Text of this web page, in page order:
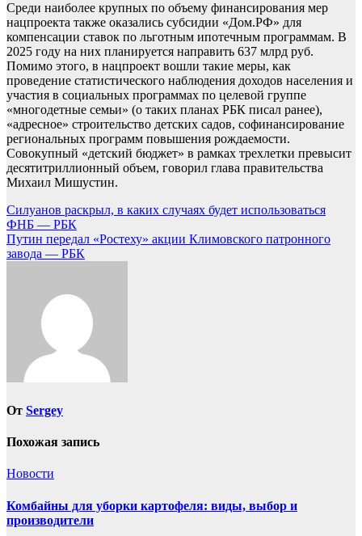
Среди наиболее крупных по объему финансирования мер
нацпроекта также оказались субсидии «Дом.РФ» для
компенсации ставок по льготным ипотечным программам. В
2025 году на них планируется направить 637 млрд руб.
Помимо этого, в нацпроект вошли такие меры, как
проведение статистического наблюдения доходов населения и
участия в социальных программах по целевой группе
«многодетные семьи» (о таких планах РБК писал ранее),
«адресное» строительство детских садов, софинансирование
региональных программ повышения рождаемости.
Совокупный «детский бюджет» в рамках трехлетки превысит
десятитриллионный объем, говорил глава правительства
Михаил Мишустин.
Навигация
по
записям
Силуанов раскрыл, в каких случаях будет использоваться
ФНБ — РБК
Путин передал «Ростеху» акции Климовского патронного
завода — РБК
От Sergey
Похожая запись
Новости
Комбайны для уборки картофеля: виды, выбор и
производители